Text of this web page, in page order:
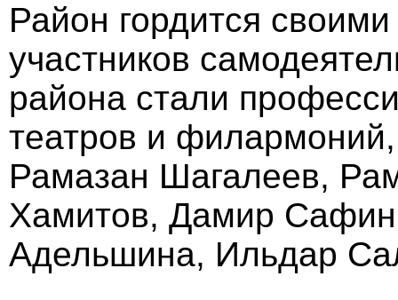
Район гордится
участников
района стали
театров и
Рамазан Шагалеев,
Хамитов, Дамир
Адельшина, Ильдар